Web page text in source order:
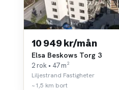
10 949 kr/mån
Elsa Beskows Torg 3
2 rok • 47 m²
Liljestrand Fastigheter
~1,5 km bort